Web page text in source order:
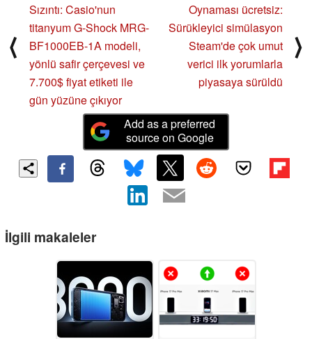
⟨
Sızıntı: Casio'nun
titanyum G-Shock MRG-
BF1000EB-1A modeli,
yönlü safir çerçevesi ve
7.700$ fiyat etiketi ile
gün yüzüne çıkıyor
Oynaması ücretsiz:
Sürükleyici simülasyon
Steam'de çok umut
verici ilk yorumlarla
piyasaya sürüldü
⟩
Add as a preferred
source on Google
İlgili makaleler